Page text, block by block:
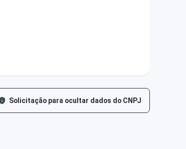
Solicitação para ocultar dados do CNPJ